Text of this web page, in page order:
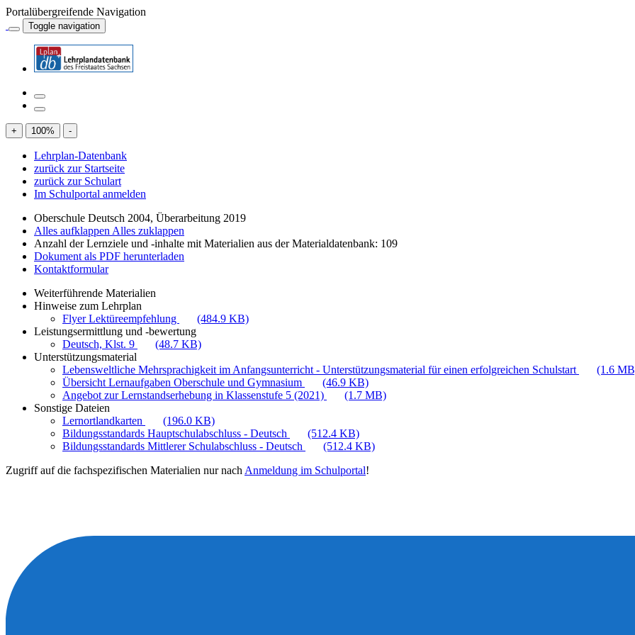
Portalübergreifende Navigation
Toggle navigation
+ 100% -
Lehrplan-Datenbank
zurück zur Startseite
zurück zur Schulart
Im Schulportal anmelden
Oberschule Deutsch 2004, Überarbeitung 2019
Alles aufklappen Alles zuklappen
Anzahl der Lernziele und -inhalte mit Materialien aus der Materialdatenbank: 109
Dokument als PDF herunterladen
Kontaktformular
Weiterführende Materialien
Hinweise zum Lehrplan
Flyer Lektüreempfehlung
(484.9 KB)
Leistungsermittlung und -bewertung
Deutsch, Klst. 9
(48.7 KB)
Unterstützungsmaterial
Lebensweltliche Mehrsprachigkeit im Anfangsunterricht - Unterstützungsmaterial für einen erfolgreichen Schulstart
(1.6
Übersicht Lernaufgaben Oberschule und Gymnasium
(46.9 KB)
Angebot zur Lernstandserhebung in Klassenstufe 5 (2021)
(1.7 MB)
Sonstige Dateien
Lernortlandkarten
(196.0 KB)
Bildungsstandards Hauptschulabschluss - Deutsch
(512.4 KB)
Bildungsstandards Mittlerer Schulabschluss - Deutsch
(512.4 KB)
Zugriff auf die fachspezifischen Materialien nur nach Anmeldung im Schulportal!